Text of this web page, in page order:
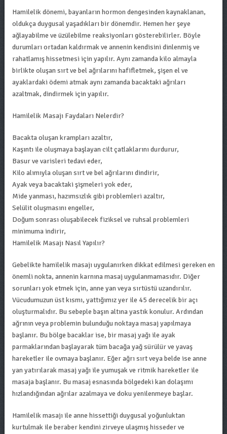
Hamilelik dönemi, bayanların hormon dengesinden kaynaklanan,
oldukça duygusal yaşadıkları bir dönemdir. Hemen her şeye
ağlayabilme ve üzülebilme reaksiyonları gösterebilirler. Böyle
durumları ortadan kaldırmak ve annenin kendisini dinlenmiş ve
rahatlamış hissetmesi için yapılır. Aynı zamanda kilo almayla
birlikte oluşan sırt ve bel ağrılarını hafifletmek, şişen el ve
ayaklardaki ödemi atmak aynı zamanda bacaktaki ağrıları
azaltmak, dindirmek için yapılır.
Hamilelik Masajı Faydaları Nelerdir?
Bacakta oluşan krampları azaltır,
Kaşıntı ile oluşmaya başlayan cilt çatlaklarını durdurur,
Basur ve varisleri tedavi eder,
Kilo alımıyla oluşan sırt ve bel ağrılarını dindirir,
Ayak veya bacaktaki şişmeleri yok eder,
Mide yanması, hazımsızlık gibi problemleri azaltır,
Selülit oluşmasını engeller,
Doğum sonrası oluşabilecek fiziksel ve ruhsal problemleri
minimuma indirir,
Hamilelik Masajı Nasıl Yapılır?
Gebelikte hamilelik masajı uygulanırken dikkat edilmesi gereken en
önemli nokta, annenin karnına masaj uygulanmamasıdır. Diğer
sorunları yok etmek için, anne yan veya sırtüstü uzandırılır.
Vücudumuzun üst kısmı, yattığımız yer ile 45 derecelik bir açı
oluşturmalıdır. Bu sebeple başın altına yastık konulur. Ardından
ağrının veya problemin bulunduğu noktaya masaj yapılmaya
başlanır. Bu bölge bacaklar ise, bir masaj yağı ile ayak
parmaklarından başlayarak tüm bacağa yağ sürülür ve yavaş
hareketler ile ovmaya başlanır. Eğer ağrı sırt veya belde ise anne
yan yatırılarak masaj yağı ile yumuşak ve ritmik hareketler ile
masaja başlanır. Bu masaj esnasında bölgedeki kan dolaşımı
hızlandığından ağrılar azalmaya ve doku yenilenmeye başlar.
Hamilelik masajı ile anne hissettiği duygusal yoğunluktan
kurtulmak ile beraber kendini zirveye ulaşmış hisseder ve